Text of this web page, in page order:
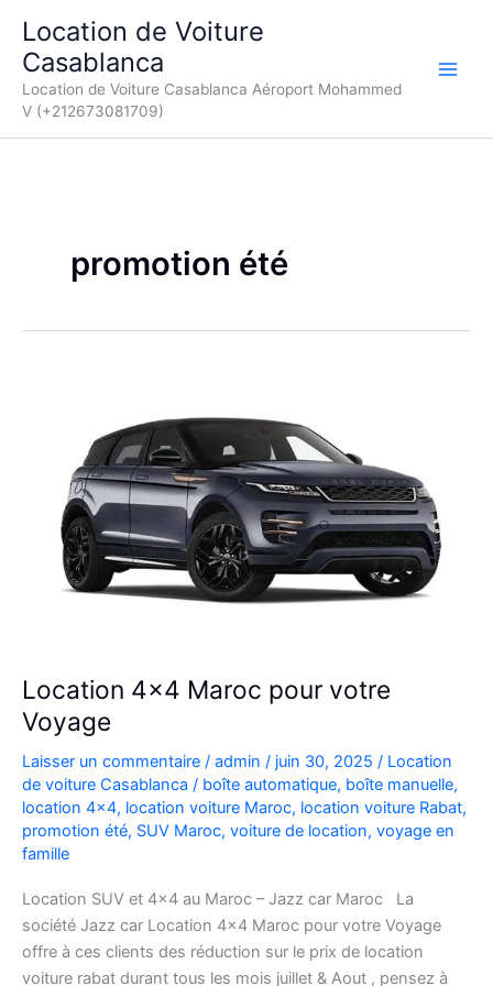
contenu
Location de Voiture
Casablanca
Location de Voiture Casablanca Aéroport Mohammed
V (+212673081709)
promotion été
Location 4×4 Maroc pour votre
Voyage
Laisser un commentaire / admin / juin 30, 2025 / Location
de voiture Casablanca / boîte automatique, boîte manuelle,
location 4x4, location voiture Maroc, location voiture Rabat,
promotion été, SUV Maroc, voiture de location, voyage en
famille
Location SUV et 4×4 au Maroc – Jazz car Maroc La
société Jazz car Location 4×4 Maroc pour votre Voyage
offre à ces clients des réduction sur le prix de location
voiture rabat durant tous les mois juillet & Aout , pensez à